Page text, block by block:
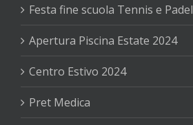
Festa fine scuola Tennis e Padel
Apertura Piscina Estate 2024
Centro Estivo 2024
Pret Medica